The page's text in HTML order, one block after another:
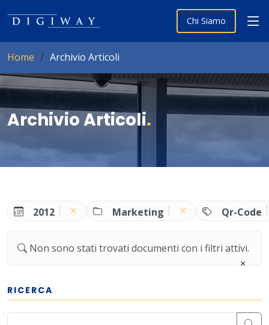
Chi Siamo
Home Archivio Articoli
Archivio Articoli.
2012 Marketing Qr-Code
Non sono stati trovati documenti con i filtri attivi.
RICERCA